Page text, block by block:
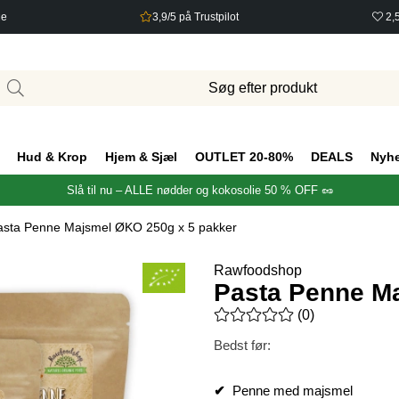
3,9/5 på Trustpilot
Hud & Krop Hjem & Sjæl OUTLET 20-80% DEALS
Slå til nu – ALLE nødder og kokosolie 50 % OFF 🥜
Penne Majsmel ØKO 250g x 5 pakker
Rawfoodshop
Pasta Penne
Gennemsnitlig vurdering 0
(0)
Bedst før:
✔ Penne med majsmel